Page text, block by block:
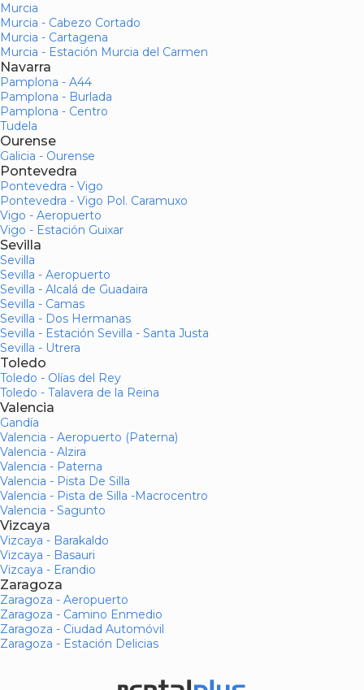
Murcia
Murcia - Cabezo Cortado
Murcia - Cartagena
Murcia - Estación Murcia del Carmen
Navarra
Pamplona - A44
Pamplona - Burlada
Pamplona - Centro
Tudela
Ourense
Galicia - Ourense
Pontevedra
Pontevedra - Vigo
Pontevedra - Vigo Pol. Caramuxo
Vigo - Aeropuerto
Vigo - Estación Guixar
Sevilla
Sevilla
Sevilla - Aeropuerto
Sevilla - Alcalá de Guadaira
Sevilla - Camas
Sevilla - Dos Hermanas
Sevilla - Estación Sevilla - Santa Justa
Sevilla - Utrera
Toledo
Toledo - Olías del Rey
Toledo - Talavera de la Reina
Valencia
Gandía
Valencia - Aeropuerto (Paterna)
Valencia - Alzira
Valencia - Paterna
Valencia - Pista De Silla
Valencia - Pista de Silla -Macrocentro
Valencia - Sagunto
Vizcaya
Vizcaya - Barakaldo
Vizcaya - Basauri
Vizcaya - Erandio
Zaragoza
Zaragoza - Aeropuerto
Zaragoza - Camino Enmedio
Zaragoza - Ciudad Automóvil
Zaragoza - Estación Delicias